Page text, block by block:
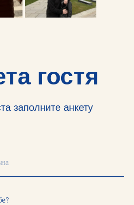
гостя
заполните анкету